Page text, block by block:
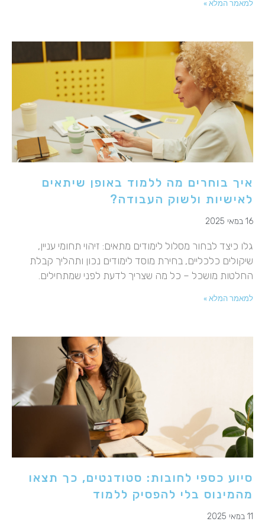
למאמר המלא »
איך בוחרים מה ללמוד באופן שיתאים
לאישיות ולשוק העבודה?
16 במאי 2025
גלו כיצד לבחור מסלול לימודים מתאים: זיהוי תחומי עניין,
שיקולים כלכליים, בחירת מוסד לימודים נכון ותהליך קבלת
החלטות מושכל – כל מה שצריך לדעת לפני שמתחילים.
למאמר המלא »
סיוע כספי לחובות: סטודנטים, כך תצאו
מהמינוס בלי להפסיק ללמוד
11 במאי 2025